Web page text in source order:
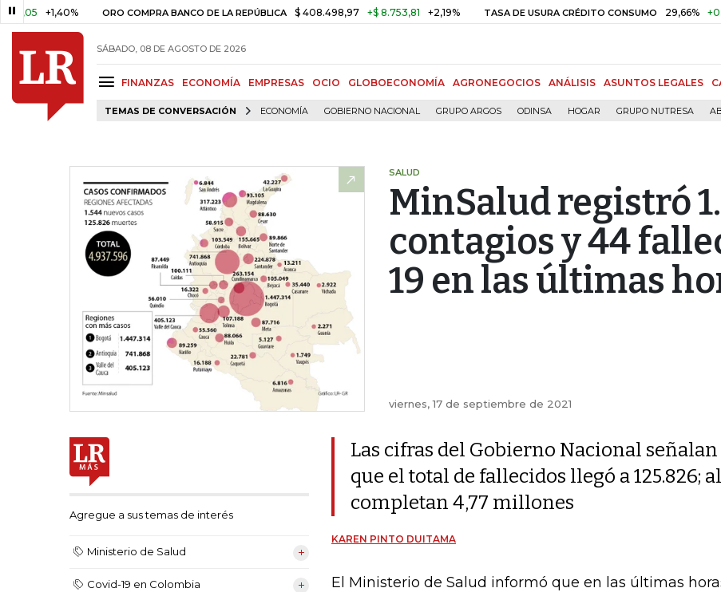
+1,40% ORO COMPRA BANCO DE LA REPÚBLICA $ 408.498,97 +$ 8.753,81 +2,19% TASA DE USURA CRÉDITO CONSUMO 29,66% +0,87%
SÁBADO, 08 DE AGOSTO DE 2026
FINANZAS ECONOMÍA EMPRESAS OCIO GLOBOECONOMÍA AGRONEGOCIOS ANÁLISIS ASUNTOS LEGALES
TEMAS DE CONVERSACIÓN ECONOMÍA GOBIERNO NACIONAL GRUPO ARGOS ODINSA HOGAR GRUPO NUTRESA
SALUD
MinSalud registró
contagios y 44
19 en las últimas
viernes, 17 de septiembre de 2021
Agregue a sus temas de interés
Ministerio de Salud
Covid-19 en Colombia
Las cifras del Gobierno Nacional señalan
que el total de fallecidos llegó a 125.826;
completan 4,77 millones
KAREN PINTO DUITAMA
El Ministerio de Salud informó que en las últimas